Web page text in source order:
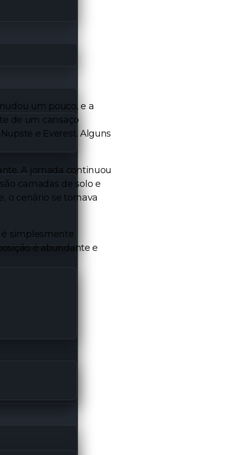
um pouco, e a
de um cansaço
e Everest. Alguns
A jornada continuou
camadas de solo e
o cenário se tornava
simplesmente
é abundante e